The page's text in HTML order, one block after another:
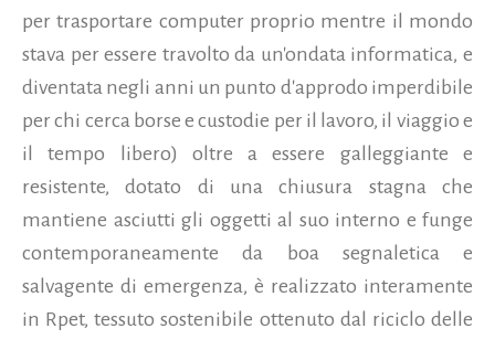
per trasportare computer proprio mentre il mondo
stava per essere travolto da un'ondata informatica, e
diventata negli anni un punto d'approdo imperdibile
per chi cerca borse e custodie per il lavoro, il viaggio e
il tempo libero) oltre a essere galleggiante e
resistente, dotato di una chiusura stagna che
mantiene asciutti gli oggetti al suo interno e funge
contemporaneamente da boa segnaletica e
salvagente di emergenza, è realizzato interamente
in Rpet, tessuto sostenibile ottenuto dal riciclo delle